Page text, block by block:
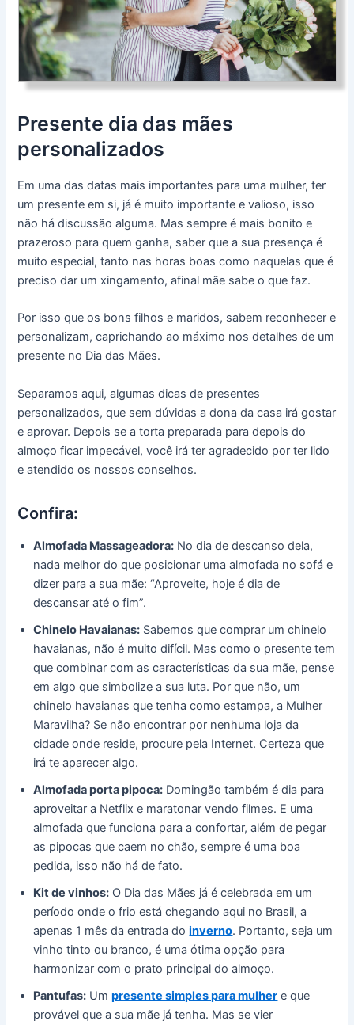
Presente dia das mães
personalizados
Em uma das datas mais importantes para uma mulher, ter
um presente em si, já é muito importante e valioso, isso
não há discussão alguma. Mas sempre é mais bonito e
prazeroso para quem ganha, saber que a sua presença é
muito especial, tanto nas horas boas como naquelas que é
preciso dar um xingamento, afinal mãe sabe o que faz.
Por isso que os bons filhos e maridos, sabem reconhecer e
personalizam, caprichando ao máximo nos detalhes de um
presente no Dia das Mães.
Separamos aqui, algumas dicas de presentes
personalizados, que sem dúvidas a dona da casa irá gostar
e aprovar. Depois se a torta preparada para depois do
almoço ficar impecável, você irá ter agradecido por ter lido
e atendido os nossos conselhos.
Confira:
Almofada Massageadora: No dia de descanso dela,
nada melhor do que posicionar uma almofada no sofá e
dizer para a sua mãe: “Aproveite, hoje é dia de
descansar até o fim”.
Chinelo Havaianas: Sabemos que comprar um chinelo
havaianas, não é muito difícil. Mas como o presente tem
que combinar com as características da sua mãe, pense
em algo que simbolize a sua luta. Por que não, um
chinelo havaianas que tenha como estampa, a Mulher
Maravilha? Se não encontrar por nenhuma loja da
cidade onde reside, procure pela Internet. Certeza que
irá te aparecer algo.
Almofada porta pipoca: Domingão também é dia para
aproveitar a Netflix e maratonar vendo filmes. E uma
almofada que funciona para a confortar, além de pegar
as pipocas que caem no chão, sempre é uma boa
pedida, isso não há de fato.
Kit de vinhos: O Dia das Mães já é celebrada em um
período onde o frio está chegando aqui no Brasil, a
apenas 1 mês da entrada doinverno. Portanto, seja um
vinho tinto ou branco, é uma ótima opção para
harmonizar com o prato principal do almoço.
Pantufas: Umpresente simples para mulher e que
provável que a sua mãe já tenha. Mas se vier